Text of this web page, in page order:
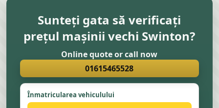
Sunteți gata să verificați
prețul mașinii vechi Swinton?
Online quote or call now
01615465528
Înmatricularea vehiculului